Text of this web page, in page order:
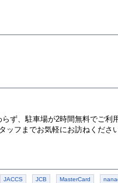
ず、駐車場が2時間無料でご利
ッフまでお気軽にお訪ねください
JACCS JCB MasterCard